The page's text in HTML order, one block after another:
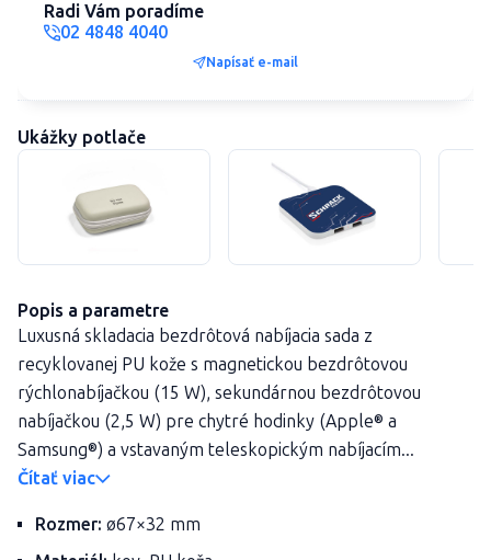
Radi Vám poradíme
02 4848 4040
Napísať e-mail
Ukážky potlače
Popis a parametre
Luxusná skladacia bezdrôtová nabíjacia sada z
recyklovanej PU kože s magnetickou bezdrôtovou
rýchlonabíjačkou (15 W), sekundárnou bezdrôtovou
nabíjačkou (2,5 W) pre chytré hodinky (Apple® a
Samsung®) a vstavaným teleskopickým nabíjacím...
Čítať viac
Rozmer: ø67×32 mm